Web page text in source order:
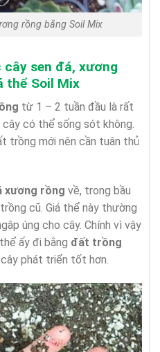
rồng bằng Soil Mix
sen đá, xương
thể Soil Mix
từ 1 – 2 tuần đầu là rất
có thể sống sót không.
trồng mới nên cần tuân thủ
xương rồng về, trong bầu
cũ. Giá thể này thường
úng cho cây. Chính vì vậy
ấy đi bằng đất trồng
phát triển tốt hơn.